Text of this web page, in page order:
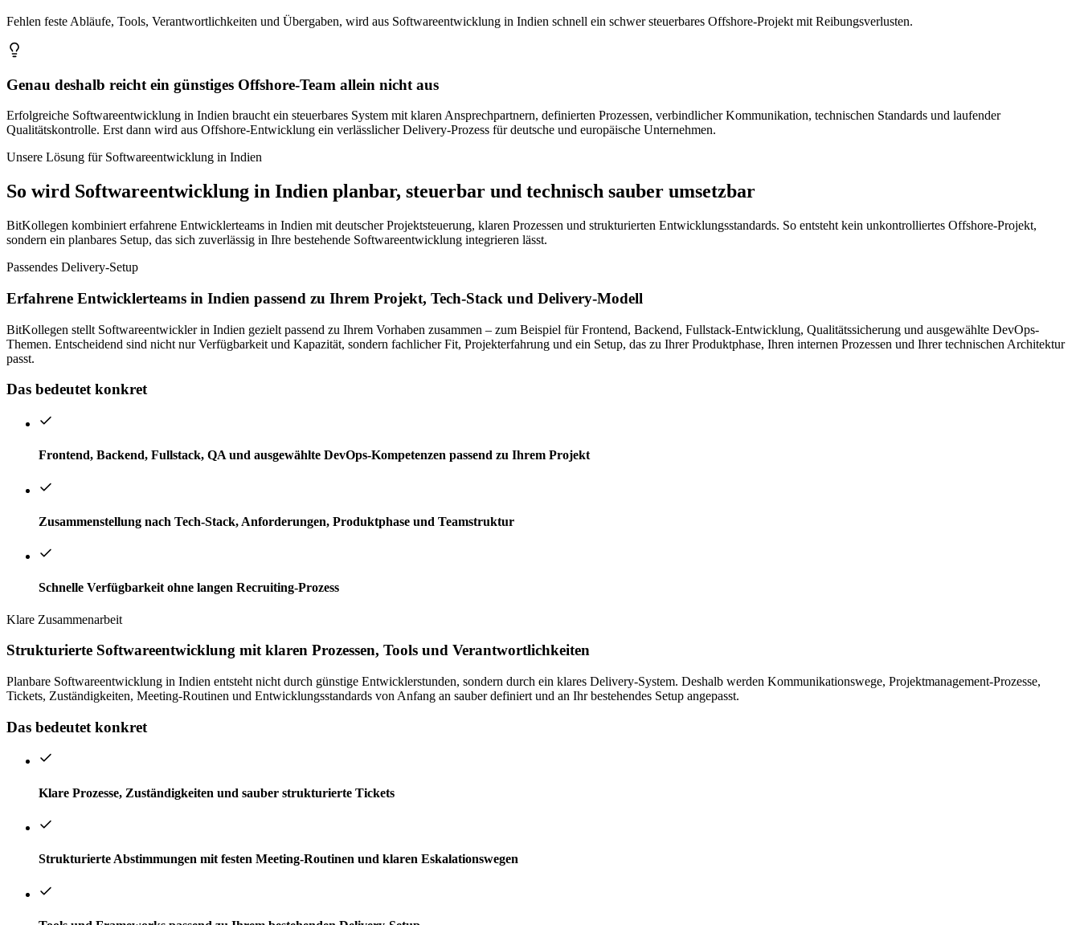
Fehlen feste Abläufe, Tools, Verantwortlichkeiten und Übergaben, wird aus Softwareentwicklung in Indien schnell ein schwer steuerbares Offshore-Projekt mit Reibungsverlusten.
Genau deshalb reicht ein günstiges Offshore-Team allein nicht aus
Erfolgreiche Softwareentwicklung in Indien braucht ein steuerbares System mit klaren Ansprechpartnern, definierten Prozessen, verbindlicher Kommunikation, technischen Standards und laufender
Qualitätskontrolle. Erst dann wird aus Offshore-Entwicklung ein verlässlicher Delivery-Prozess für deutsche und europäische Unternehmen.
Unsere Lösung für Softwareentwicklung in Indien
So wird Softwareentwicklung in Indien planbar, steuerbar und technisch sauber umsetzbar
BitKollegen kombiniert erfahrene Entwicklerteams in Indien mit deutscher Projektsteuerung, klaren Prozessen und strukturierten Entwicklungsstandards. So entsteht kein unkontrolliertes Offshore-Projekt,
sondern ein planbares Setup, das sich zuverlässig in Ihre bestehende Softwareentwicklung integrieren lässt.
Passendes Delivery-Setup
Erfahrene Entwicklerteams in Indien passend zu Ihrem Projekt, Tech-Stack und Delivery-Modell
BitKollegen stellt Softwareentwickler in Indien gezielt passend zu Ihrem Vorhaben zusammen – zum Beispiel für Frontend, Backend, Fullstack-Entwicklung, Qualitätssicherung und ausgewählte DevOps-
Themen. Entscheidend sind nicht nur Verfügbarkeit und Kapazität, sondern fachlicher Fit, Projekterfahrung und ein Setup, das zu Ihrer Produktphase, Ihren internen Prozessen und Ihrer technischen Architektur
passt.
Das bedeutet konkret
Frontend, Backend, Fullstack, QA und ausgewählte DevOps-Kompetenzen passend zu Ihrem Projekt
Zusammenstellung nach Tech-Stack, Anforderungen, Produktphase und Teamstruktur
Schnelle Verfügbarkeit ohne langen Recruiting-Prozess
Klare Zusammenarbeit
Strukturierte Softwareentwicklung mit klaren Prozessen, Tools und Verantwortlichkeiten
Planbare Softwareentwicklung in Indien entsteht nicht durch günstige Entwicklerstunden, sondern durch ein klares Delivery-System. Deshalb werden Kommunikationswege, Projektmanagement-Prozesse,
Tickets, Zuständigkeiten, Meeting-Routinen und Entwicklungsstandards von Anfang an sauber definiert und an Ihr bestehendes Setup angepasst.
Das bedeutet konkret
Klare Prozesse, Zuständigkeiten und sauber strukturierte Tickets
Strukturierte Abstimmungen mit festen Meeting-Routinen und klaren Eskalationswegen